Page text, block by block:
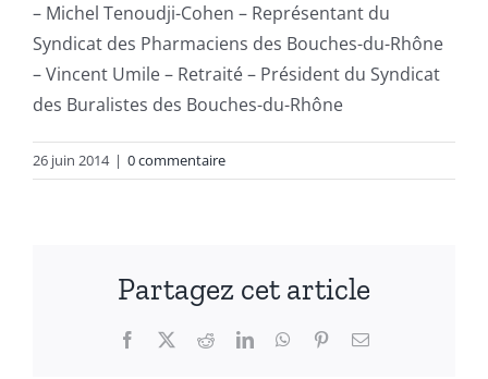
– Michel Tenoudji-Cohen – Représentant du
Syndicat des Pharmaciens des Bouches-du-Rhône
– Vincent Umile – Retraité – Président du Syndicat
des Buralistes des Bouches-du-Rhône
26 juin 2014 | 0 commentaire
Partagez cet article
Facebook RedditLinkedInWhatsApp
PinterestEmail